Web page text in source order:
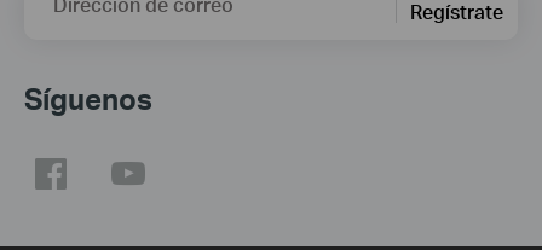
Regístrate
Síguenos